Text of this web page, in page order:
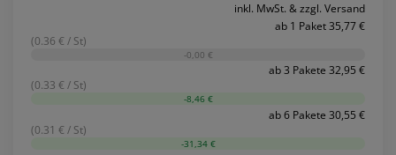
inkl. MwSt. & zzgl. Versand
ab 1 Paket 35,77 €
(0.36 € / St)
-0,00 €
ab 3 Pakete 32,95 €
(0.33 € / St)
-8,46 €
ab 6 Pakete 30,55 €
(0.31 € / St)
-31,34 €